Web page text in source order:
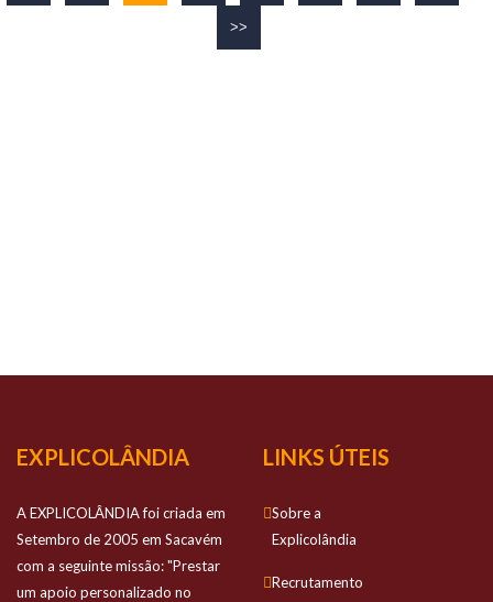
>>
EXPLICOLÂNDIA
A EXPLICOLÂNDIA foi criada em
Setembro de 2005 em Sacavém
com a seguinte missão: "Prestar
um apoio personalizado no
LINKS ÚTEIS
Sobre a
Explicolândia
Recrutamento